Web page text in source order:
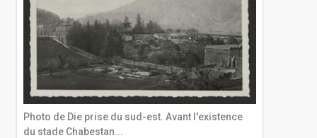
Photo de Die prise du sud-est. Avant l'existence
du stade Chabestan...